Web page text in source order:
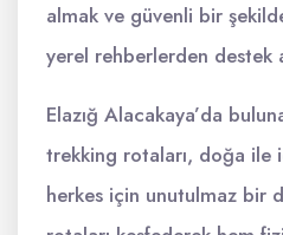
almak ve güvenli bir
yerel rehberlerden destek
Elazığ Alacakaya’da
trekking rotaları, doğa ile
herkes için unutulmaz bir